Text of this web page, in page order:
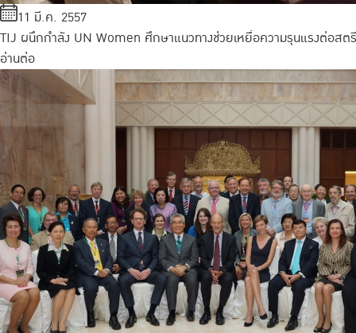
11 มี.ค. 2557
TIJ ผนึกกำลัง UN Women ศึกษาแนวทางช่วยเหยื่อความรุนแรงต่อสตรี
อ่านต่อ